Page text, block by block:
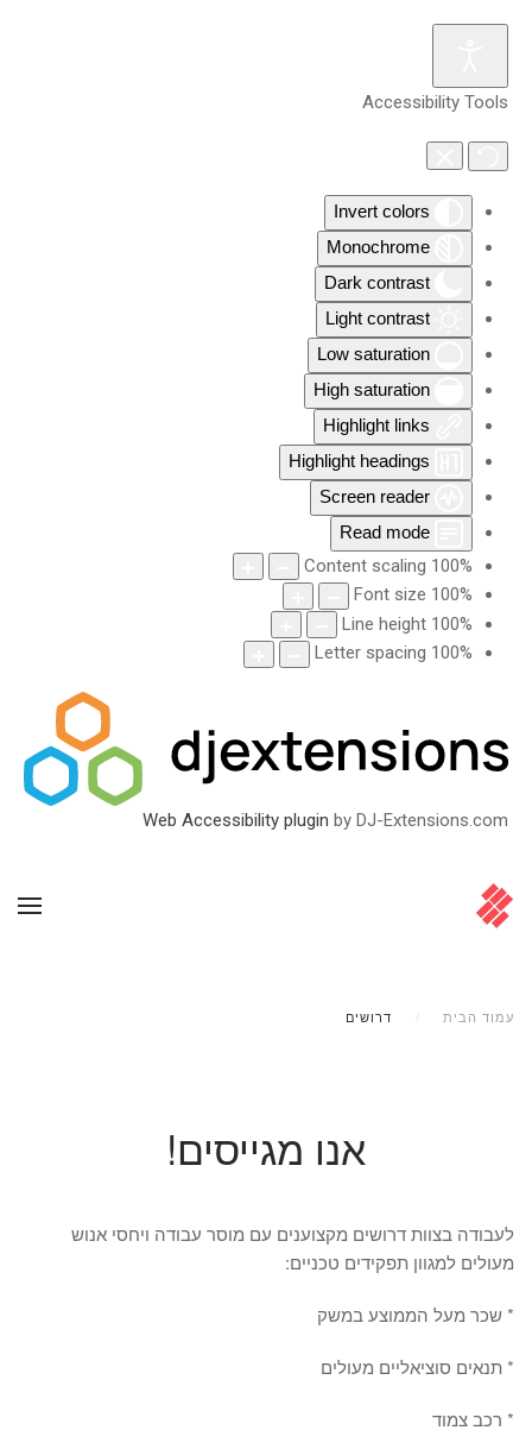
Accessibility Tools
Invert colors
Monochrome
Dark contrast
Light contrast
Low saturation
High saturation
Highlight links
Highlight headings
Screen reader
Read mode
Content scaling 100%
Font size 100%
Line height 100%
Letter spacing 100%
Web Accessibility plugin by DJ-Extensions.com
עמוד הבית דרושים
אנו מגייסים!
לעבודה בצוות דרושים מקצוענים עם מוסר עבודה ויחסי אנוש
מעולים למגוון תפקידים טכניים:
* שכר מעל הממוצע במשק
* תנאים סוציאליים מעולים
* רכב צמוד